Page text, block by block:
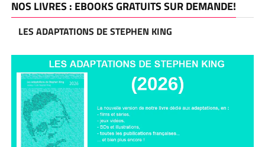
NOS LIVRES : EBOOKS GRATUITS SUR DEMANDE!
LES ADAPTATIONS DE STEPHEN KING